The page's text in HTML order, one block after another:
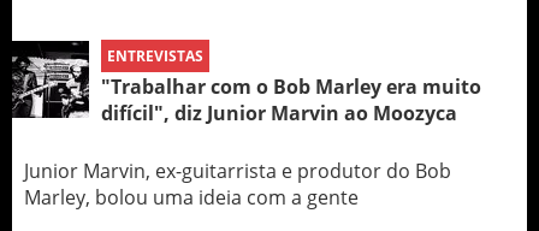
ENTREVISTAS
"Trabalhar com o Bob Marley era muito
difícil", diz Junior Marvin ao Moozyca
Junior Marvin, ex-guitarrista e produtor do Bob
Marley, bolou uma ideia com a gente